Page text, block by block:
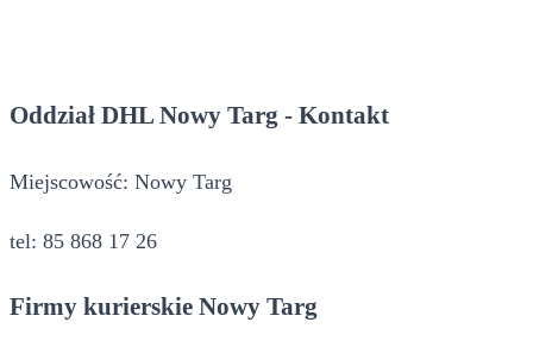
Oddział DHL Nowy Targ - Kontakt
Miejscowość: Nowy Targ
tel: 85 868 17 26
Firmy kurierskie Nowy Targ